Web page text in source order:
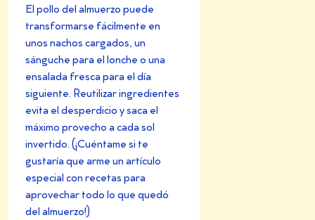
El pollo del almuerzo puede
transformarse fácilmente en
unos nachos cargados, un
sánguche para el lonche o una
ensalada fresca para el día
siguiente. Reutilizar ingredientes
evita el desperdicio y saca el
máximo provecho a cada sol
invertido. (¡Cuéntame si te
gustaría que arme un artículo
especial con recetas para
aprovechar todo lo que quedó
del almuerzo!)